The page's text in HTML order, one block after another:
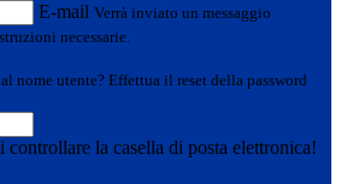
E-mail Verrà inviato un messaggio
necessarie.
nome utente? Effettua il reset della password
la casella di posta elettronica!